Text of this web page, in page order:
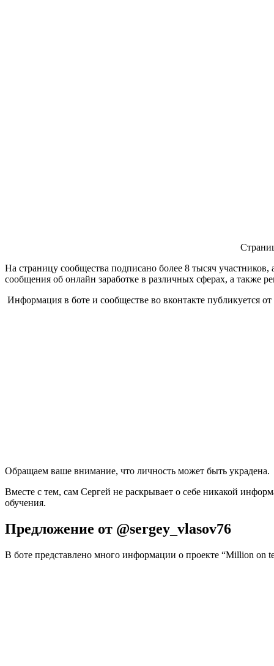
На страницу сообщества подписано более 8 тысяч
сообщения об онлайн заработке в различных сферах, а также
Информация в боте и сообществе во вконтакте публикуется
Обращаем ваше внимание, что личность может быть украдена.
Вместе с тем, сам Сергей не раскрывает о себе никакой
обучения.
Предложение от @sergey_vlasov76
В боте представлено много информации о проекте “Million on